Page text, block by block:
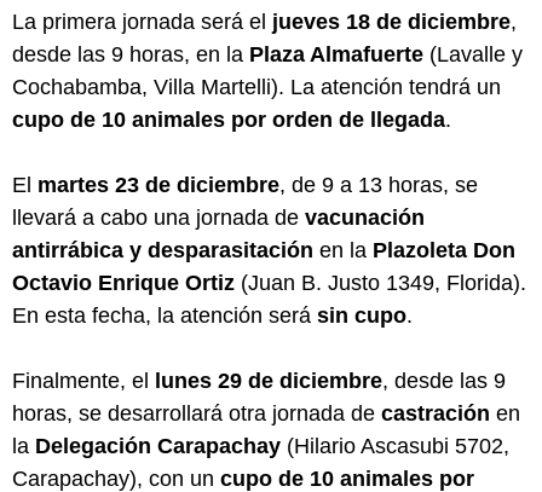
La primera jornada será el jueves 18 de diciembre,
desde las 9 horas, en la Plaza Almafuerte (Lavalle y
Cochabamba, Villa Martelli). La atención tendrá un
cupo de 10 animales por orden de llegada.
El martes 23 de diciembre, de 9 a 13 horas, se
llevará a cabo una jornada de vacunación
antirrábica y desparasitación en la Plazoleta Don
Octavio Enrique Ortiz (Juan B. Justo 1349, Florida).
En esta fecha, la atención será sin cupo.
Finalmente, el lunes 29 de diciembre, desde las 9
horas, se desarrollará otra jornada de castración en
la Delegación Carapachay (Hilario Ascasubi 5702,
Carapachay), con un cupo de 10 animales por